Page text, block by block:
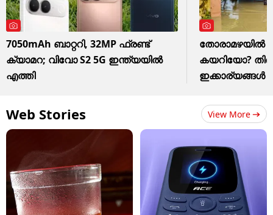
7050mAh ബാറ്ററി, 32MP ഫ്രണ്ട്
ക്യാമറ; വിവോ S2 5G ഇന്ത്യയിൽ
എത്തി
തോരാമഴയിൽ
കയറിയോ?
ഇക്കാര്യങ്ങൾ
Web Stories View More